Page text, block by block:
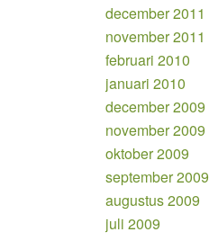
december 2011
november 2011
februari 2010
januari 2010
december 2009
november 2009
oktober 2009
september 2009
augustus 2009
juli 2009